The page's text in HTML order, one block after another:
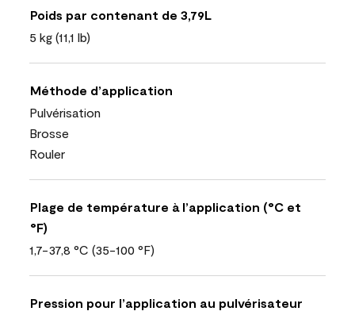
Poids par contenant de 3,79L
5 kg (11,1 lb)
Méthode d’application
Pulvérisation
Brosse
Rouler
Plage de température à l’application (°C et
°F)
1,7-37,8 °C (35-100 °F)
Pression pour l’application au pulvérisateur